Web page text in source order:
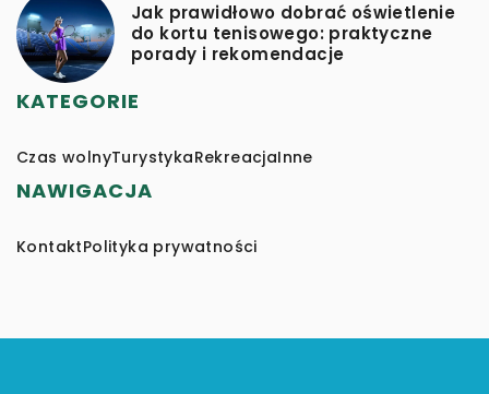
Jak prawidłowo dobrać oświetlenie
do kortu tenisowego: praktyczne
porady i rekomendacje
KATEGORIE
Czas wolnyTurystykaRekreacjaInne
NAWIGACJA
KontaktPolityka prywatności